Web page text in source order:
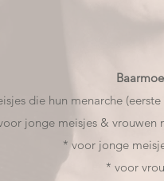
die hun menarche
jonge meisjes & vrouwen
* voor jonge
* voor